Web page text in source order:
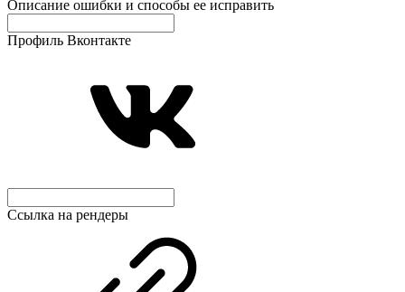
Описание ошибки и способы ее исправить
Профиль Вконтакте
Ссылка на рендеры